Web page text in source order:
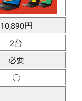
10,890円
2台
必要
○